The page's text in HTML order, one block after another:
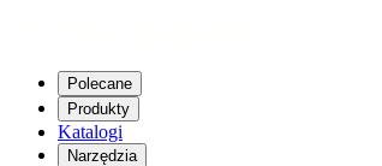
Polecane
Produkty
Katalogi
Narzędzia